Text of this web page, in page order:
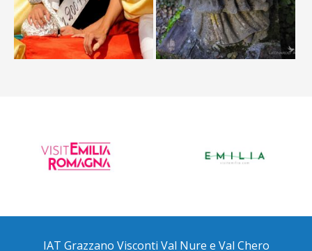
IAT Grazzano Visconti Val Nure e Val Chero